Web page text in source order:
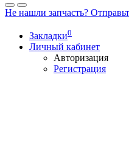
Не нашли запчасть?
Закладки0
Личный кабинет
Авторизация
Регистрация